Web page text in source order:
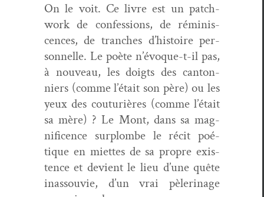
On le voit. Ce livre est un patch­
work de con­fes­sions, de réminis­
cences, de tranch­es d’histoire per­
son­nelle. Le poète n’évoque-t-il pas,
à nou­veau, les doigts des can­ton­
niers (comme l’était son père) ou les
yeux des cou­turières (comme l’était
sa mère) ? Le Mont, dans sa mag­
nif­i­cence sur­plombe le réc­it poé­
tique en miettes de sa pro­pre exis­
tence et devient le lieu d’une quête
inas­sou­vie, d’un vrai pèleri­nage